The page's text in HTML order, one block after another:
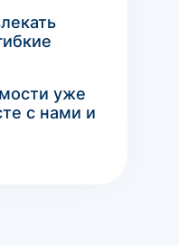
уже
с нами и